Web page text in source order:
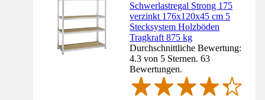
Schwerlastregal Strong 175
verzinkt 176x120x45 cm 5
Stecksystem Holzböden
Tragkraft 875 kg
Durchschnittliche Bewertung:
4.3 von 5 Sternen. 63
Bewertungen.